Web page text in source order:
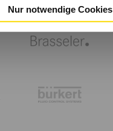
Nur notwendige Cookies